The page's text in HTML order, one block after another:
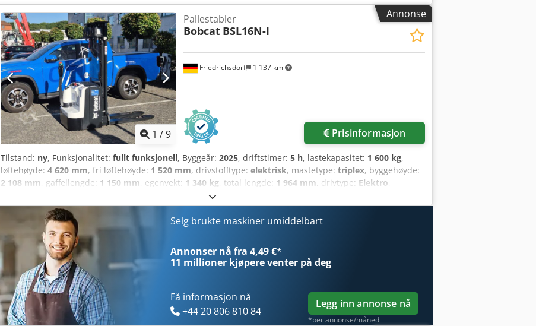
ISO-klasse: Terminal West Masttype: Triplex Girkasse: Wandler Fartsklasse: 20 Tilstand: Ny maskin Teknisk
tilstand: Ny Forhjulstype: Superelastisk Forhjulstilstand: Nye Bakhjulstype: Superelastisk Bakhjulstilstand:
Nye Cedpfoxr R Efex Acbsrf Sideskift, gaffelspreder, 3. ventil, 4. ventil, arbeidslys bak, arbeidslys foran,
varmeapparat, heldekkende førerhus, full friløft, CE-sertifikat, innvendig speil, utvendig speil, roterende
varsellys, sete, front- og bakkamera.
Annonse
1 /9
Friedrichsdorf 1 137 km
Pallestabler
Bobcat BSL16N-I
Prisinformasjon
Tilstand: ny, Funksjonalitet: fullt funksjonell, Byggeår: 2025, driftstimer: 5 h, lastekapasitet: 1 600 kg,
løftehøyde: 4 620 mm, fri løftehøyde: 1 520 mm, drivstofftype: elektrisk, mastetype: triplex, byggehøyde:
2 108 mm, gaffellengde: 1 150 mm, egenvekt: 1 340 kg, total lengde: 1 964 mm, drivtype: Elektro,
, Høytløfter Lastens tyngdepunkt: 600 Gaffelbredde: 560 mm Masttype:
Triplex Tilstand: Ny maskin Teknisk stand: Ny Forhjulstype: Polyuretan Forhjul, tilstand: 80–100 %
Bakhjulstype: Polyuretan Bakhjul, tilstand: 80–100 % Batterispenning: 24 V Batterikapasitet: 150 Ah Cjdpfx
Acewi Acgsborf Batteritype: Litium-ion Batteri, produksjonsår: 2025 Batteri, tilstand: 80–100 % Initial løft,
full friløft, CE-sertifikat, Vedlikeholdsfritt litium-ion-batteri,
Selg brukte maskiner umiddelbart
Annonser nå fra 4,49 €*
11 millioner kjøpereventer på deg
Få informasjon nå
+44 20 806 810 84
Legg inn annonse nå
*per annonse/måned